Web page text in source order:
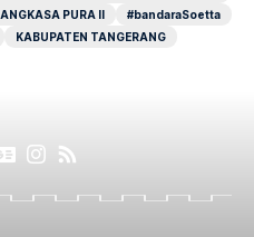
ANGKASA PURA II
#bandaraSoetta
KABUPATEN TANGERANG